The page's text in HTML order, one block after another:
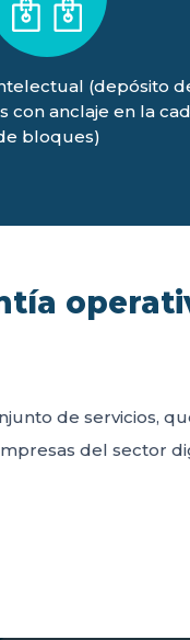
(depósito
con anclaje en la
bloques)
de servicios,
del sector